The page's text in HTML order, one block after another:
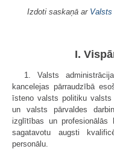
Izdoti saskaņā ar Valsts
I.
1. Valsts
kancelejas pārraudzībā
īsteno valsts politiku valsts
un valsts pārvaldes
izglītības un profesionālās
sagatavotu augsti
personālu.